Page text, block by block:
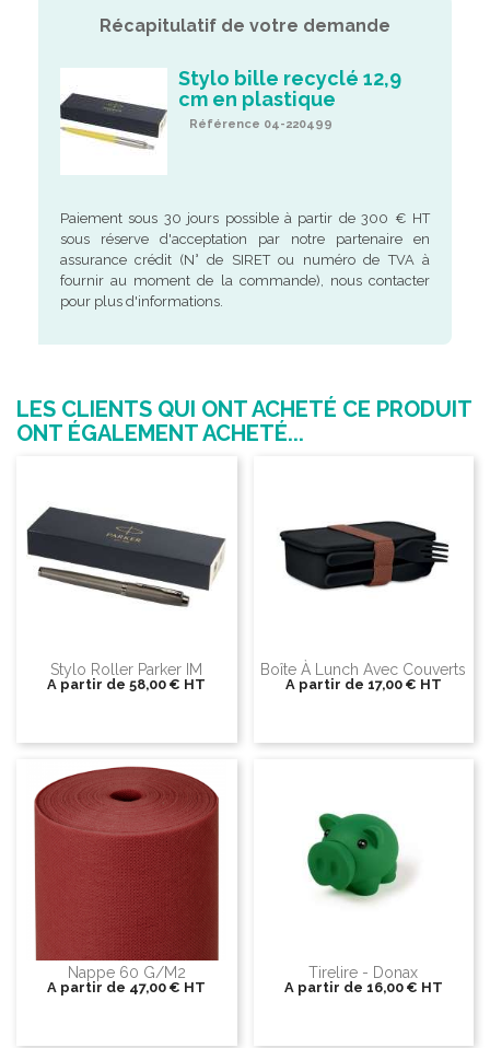
Récapitulatif de votre demande
Stylo bille recyclé 12,9
cm en plastique
Référence 04-220499
Paiement sous 30 jours possible à partir de 300 € HT
sous réserve d'acceptation par notre partenaire en
assurance crédit (N° de SIRET ou numéro de TVA à
fournir au moment de la commande), nous contacter
pour plus d'informations.
LES CLIENTS QUI ONT ACHETÉ CE PRODUIT
ONT ÉGALEMENT ACHETÉ...
Stylo Roller Parker IM
A partir de58,00 € HT
Boîte À Lunch Avec Couverts
A partir de 17,00 € HT
Nappe 60 G/m2
A partir de 47,00 € HT
Tirelire - Donax
A partir de 16,00 € HT